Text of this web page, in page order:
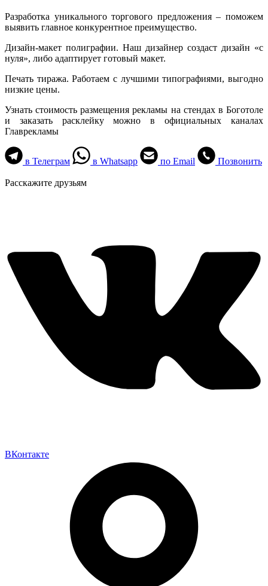
Разработка уникального торгового предложения – поможем
выявить главное конкурентное преимущество.
Дизайн-макет полиграфии. Наш дизайнер создаст дизайн «с
нуля», либо адаптирует готовый макет.
Печать тиража. Работаем с лучшими типографиями, выгодно
низкие цены.
Узнать стоимость размещения рекламы на стендах в Боготоле
и заказать расклейку можно в официальных каналах
Главрекламы
в Телеграм в Whatsapp по Email Позвонить
Расскажите друзьям
ВКонтакте